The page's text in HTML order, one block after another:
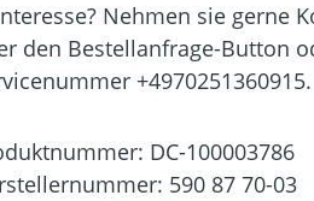
Nehmen sie gerne
den Bestellanfrage-Button
+4970251360915.
DC-100003786
590 87 70-03